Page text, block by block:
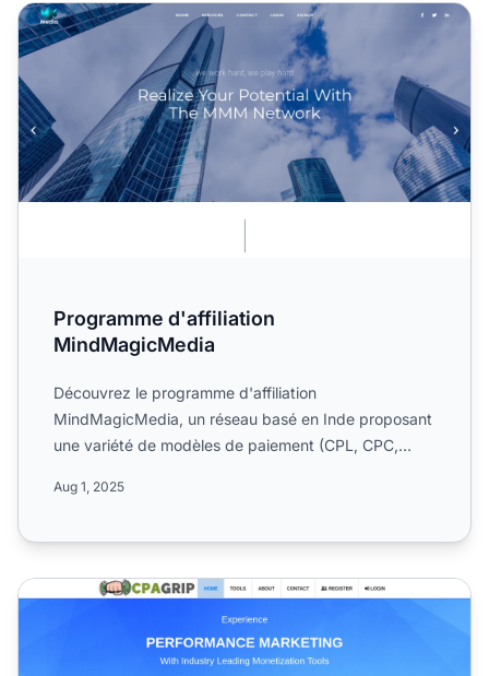
Programme d'affiliation MindMagicMedia
Programme d'affiliation
MindMagicMedia
Découvrez le programme d'affiliation
MindMagicMedia, un réseau basé en Inde proposant
une variété de modèles de paiement (CPL, CPC,
Aug 1, 2025
Programme d'affiliation CPAGrip